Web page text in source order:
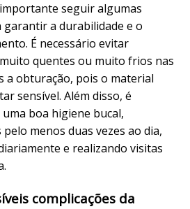
seguir algumas
garantir a durabilidade e o
É necessário evitar
quentes ou muito frios nas
a obturação, pois o material
sensível. Além disso, é
boa higiene bucal,
menos duas vezes ao dia,
e realizando visitas
complicações da